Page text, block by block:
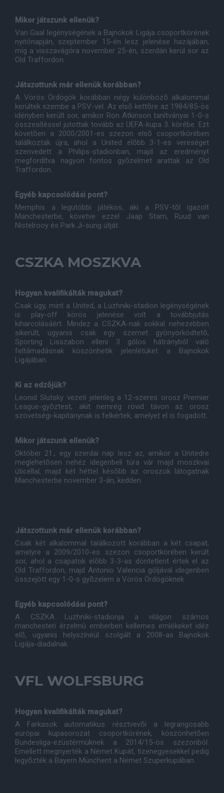
Mikor játszunk ellenük?
Van Gaal legénységének a Bajnokok Ligája csoportkörének
nyitónapján, szeptember 15-én lesz jelenése hazájában,
míg a visszavágóra november 25-én, szerdán kerül sor az
Old Traffordon.
Játszottunk már ellenük korábban?
A Vörös Ördögök korábban négy különbözõ alkalommal
kerültek szembe a PSV-vel. Az elsõ kettõre az 1984/85-ös
idényben került sor, amikor Ron Atkinson tanítványai 1-0-s
összesítéssel jutottak tovább az UEFA-kupa 3. körébe. Ezt
követõen a 2000/2001-es szezon elsõ csoportkörében
találkoztak újra, ahol a United elõbb 3-1-es vereséget
szenvedett a Philips-stadionban, majd az eredményt
megfordítva nagyon fontos gyõzelmet arattak az Old
Traffordon.
Egyéb kapcsolódási pont?
Memphis a legutóbbi játékos, aki a PSV-tõl igazolt
Manchesterbe, követve ezzel Jaap Stam, Ruud van
Nistelrooy és Park Ji-sung útját.
CSZKA MOSZKVA
Hogyan kvalifikálták magukat?
Csak úgy, mint a United, a Luzhniki-stadion legénységének
is play-off körös jelenése volt a továbbjutás
kiharcolásáért. Mindez a CSZKA-nak sokkal nehezebben
sikerült, ugyanis csak egy szemet gyönyörködtetõ,
Sporting Lisszabon elleni 3 gólos hátrányból való
feltámadásnak köszönhetik jelenlétüket a Bajnokok
Ligájában.
Ki az edzõjük?
Leonid Slutsky vezeti jelenleg a 12-szeres orosz Premier
League-gyõztest, akit nemrég rövid távon az orosz
szövetségi-kapitánynak is felkértek, amelyet el is fogadott.
Mikor játszunk ellenük?
Október 21., egy szerdai nap lesz az, amikor a Unitedre
meglehetõsen nehéz idegenbeli túra vár majd moszkvai
úticéllal, majd két héttel késõbb az oroszok látogatnak
Manchesterbe november 3-án, kedden.
Játszottunk már ellenük korábban?
Csak két alkalommal találkozott korábban a két csapat,
amelyre a 2009/2010-es szezon csoportkörében került
sor, ahol a csapatok elõbb 3-3-as döntetlent értek el az
Old Traffordon, majd Antonio Valencia góljával idegenben
összejött egy 1-0-s gyõzelem a Vörös Ördögöknek.
Egyéb kapcsolódási pont?
A CSZKA Luzhniki-stadionja a világon számos
manchesteri érzelmû emberben kellemes emlékeket idéz
elõ, ugyanis helyszínéül szolgált a 2008-as Bajnokok
Ligája-diadalnak.
VFL WOLFSBURG
Hogyan kvalifikálták magukat?
A Farkasok automatikus résztvevõi a legrangosabb
európai kupasorozat csoportkörének, köszönhetõen
Bundesliga-ezüstérmüknek a 2014/15-ös szezonból.
Emellett megnyerték a Német Kupát, tizenegyesekkel pedig
legyõzték a Bayern Münchent a Német Szuperkupában.